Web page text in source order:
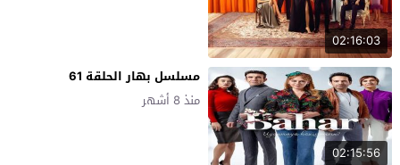
02:16:03
02:15:56
مسلسل بهار الحلقة 61
منذ 8 أشهر